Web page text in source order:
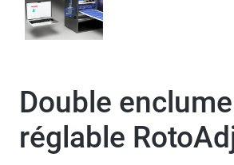
Double enclume
réglable